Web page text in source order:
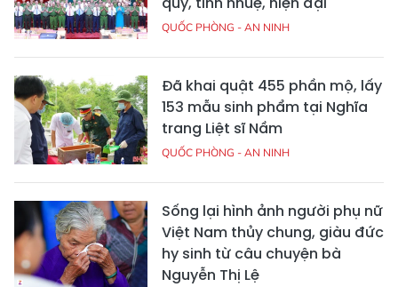
QUỐC PHÒNG - AN NINH
Đã khai quật 455 phần mộ, lấy
153 mẫu sinh phẩm tại Nghĩa
trang Liệt sĩ Nầm
QUỐC PHÒNG - AN NINH
Sống lại hình ảnh người phụ nữ
Việt Nam thủy chung, giàu đức
hy sinh từ câu chuyện bà
Nguyễn Thị Lệ